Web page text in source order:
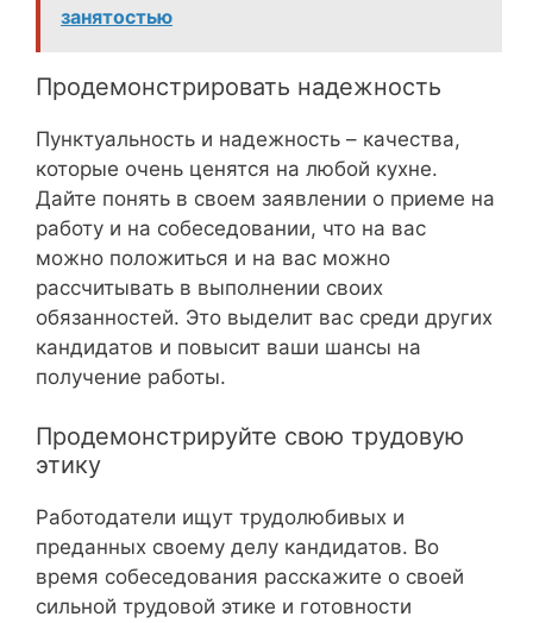
занятостью
Продемонстрировать надежность
Пунктуальность и надежность – качества,
которые очень ценятся на любой кухне.
Дайте понять в своем заявлении о приеме на
работу и на собеседовании, что на вас
можно положиться и на вас можно
рассчитывать в выполнении своих
обязанностей. Это выделит вас среди других
кандидатов и повысит ваши шансы на
получение работы.
Продемонстрируйте свою трудовую
этику
Работодатели ищут трудолюбивых и
преданных своему делу кандидатов. Во
время собеседования расскажите о своей
сильной трудовой этике и готовности